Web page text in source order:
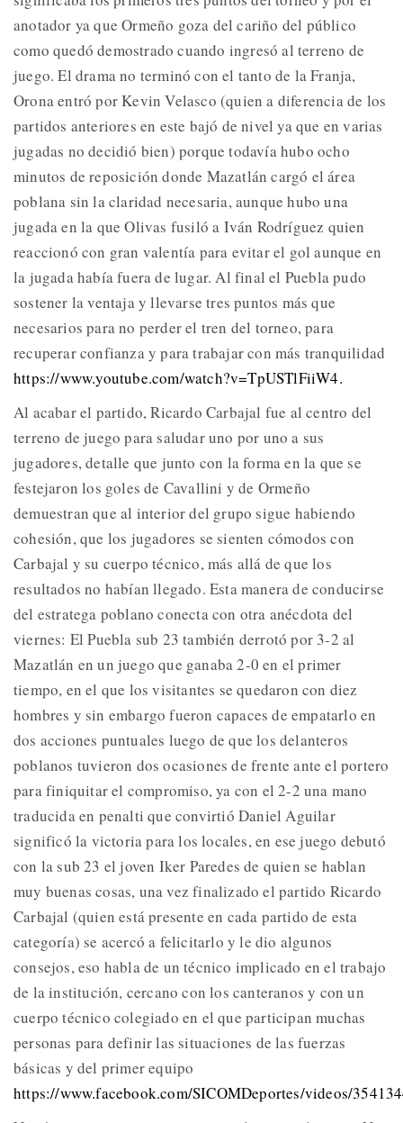
anotador ya que Ormeño goza del cariño del público
como quedó demostrado cuando ingresó al terreno de
juego. El drama no terminó con el tanto de la Franja,
Orona entró por Kevin Velasco (quien a diferencia de los
partidos anteriores en este bajó de nivel ya que en varias
jugadas no decidió bien) porque todavía hubo ocho
minutos de reposición donde Mazatlán cargó el área
poblana sin la claridad necesaria, aunque hubo una
jugada en la que Olivas fusiló a Iván Rodríguez quien
reaccionó con gran valentía para evitar el gol aunque en
la jugada había fuera de lugar. Al final el Puebla pudo
sostener la ventaja y llevarse tres puntos más que
necesarios para no perder el tren del torneo, para
recuperar confianza y para trabajar con más tranquilidad
https://www.youtube.com/watch?v=TpUSTlFiiW4.
Al acabar el partido, Ricardo Carbajal fue al centro del
terreno de juego para saludar uno por uno a sus
jugadores, detalle que junto con la forma en la que se
festejaron los goles de Cavallini y de Ormeño
demuestran que al interior del grupo sigue habiendo
cohesión, que los jugadores se sienten cómodos con
Carbajal y su cuerpo técnico, más allá de que los
resultados no habían llegado. Esta manera de conducirse
del estratega poblano conecta con otra anécdota del
viernes: El Puebla sub 23 también derrotó por 3-2 al
Mazatlán en un juego que ganaba 2-0 en el primer
tiempo, en el que los visitantes se quedaron con diez
hombres y sin embargo fueron capaces de empatarlo en
dos acciones puntuales luego de que los delanteros
poblanos tuvieron dos ocasiones de frente ante el portero
para finiquitar el compromiso, ya con el 2-2 una mano
traducida en penalti que convirtió Daniel Aguilar
significó la victoria para los locales, en ese juego debutó
con la sub 23 el joven Iker Paredes de quien se hablan
muy buenas cosas, una vez finalizado el partido Ricardo
Carbajal (quien está presente en cada partido de esta
categoría) se acercó a felicitarlo y le dio algunos
consejos, eso habla de un técnico implicado en el trabajo
de la institución, cercano con los canteranos y con un
cuerpo técnico colegiado en el que participan muchas
personas para definir las situaciones de las fuerzas
básicas y del primer equipo
https://www.facebook.com/SICOMDeportes/videos/